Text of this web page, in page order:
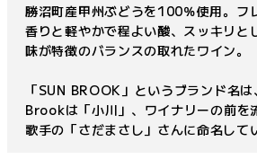
勝沼町産甲州ぶどうを100％使用。フ
香りと軽やかで程よい酸、スッキリと
味が特徴のバランスの取れたワイン。
「SUN BROOK」というブランド名は
Brookは「小川」、ワイナリーの前を
歌手の「さだまさし」さんに命名して